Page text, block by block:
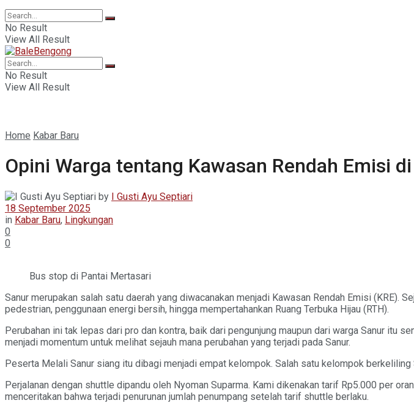
No Result
View All Result
No Result
View All Result
Home Kabar Baru
Opini Warga tentang Kawasan Rendah Emisi
by I Gusti Ayu Septiari
18 September 2025
in Kabar Baru, Lingkungan
0
0
Bus stop di Pantai Mertasari
Sanur merupakan salah satu daerah yang diwacanakan menjadi Kawasan Rendah Emisi (KRE).
pedestrian, penggunaan energi bersih, hingga mempertahankan Ruang Terbuka Hijau (RTH).
Perubahan ini tak lepas dari pro dan kontra, baik dari pengunjung maupun dari warga Sanur itu
menjadi momentum untuk melihat sejauh mana perubahan yang terjadi pada Sanur.
Peserta Melali Sanur siang itu dibagi menjadi empat kelompok. Salah satu kelompok
Perjalanan dengan shuttle dipandu oleh Nyoman Suparma. Kami dikenakan tarif Rp5.000 per
menceritakan bahwa terjadi penurunan jumlah penumpang setelah tarif shuttle berlaku.